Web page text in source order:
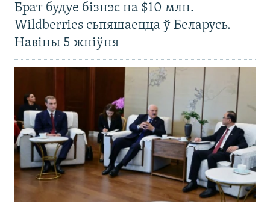
Брат будуе бізнэс на $10 млн.
Wildberries сьпяшаецца ў Беларусь.
Навіны 5 жніўня